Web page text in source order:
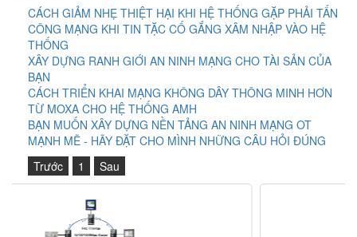
CÁCH GIẢM NHẸ THIỆT HẠI KHI HỆ THỐNG GẶP PHẢI TẤN
CÔNG MẠNG KHI TIN TẶC CỐ GẮNG XÂM NHẬP VÀO HỆ
THỐNG
XÂY DỰNG RANH GIỚI AN NINH MẠNG CHO TÀI SẢN CỦA
BẠN
CÁCH TRIỂN KHAI MẠNG KHÔNG DÂY THÔNG MINH HƠN
TỪ MOXA CHO HỆ THỐNG AMH
BẠN MUỐN XÂY DỰNG NỀN TẢNG AN NINH MẠNG OT
MẠNH MẼ - HÃY ĐẶT CHO MÌNH NHỮNG CÂU HỎI ĐÚNG
Trước
1 Sau